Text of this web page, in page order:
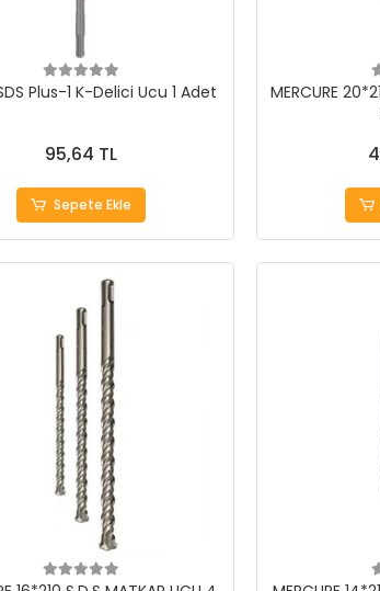
Plus-1 K-Delici Ucu 1 Adet
95,64 TL
Sepete Ekle
MERCURE